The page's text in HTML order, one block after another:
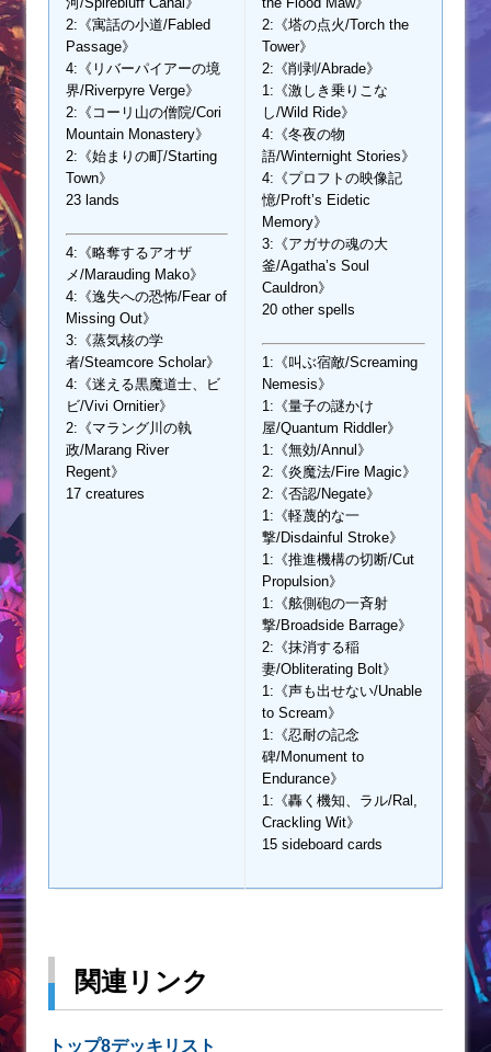
2:《寓話の小道/Fabled
Passage》
4:《リバーパイアーの境
界/Riverpyre Verge》
2:《コーリ山の僧院/Cori
Mountain Monastery》
2:《始まりの町/Starting
Town》
23 lands
4:《略奪するアオザ
メ/Marauding Mako》
4:《逸失への恐怖/Fear of
Missing Out》
3:《蒸気核の学
者/Steamcore Scholar》
4:《迷える黒魔道士、ビ
ビ/Vivi Ornitier》
2:《マラング川の執
政/Marang River
Regent》
17 creatures
2:《塔の点火/Torch the
Tower》
2:《削剥/Abrade》
1:《激しき乗りこな
し/Wild Ride》
4:《冬夜の物
語/Winternight Stories》
4:《プロフトの映像記
憶/Proft’s Eidetic
Memory》
3:《アガサの魂の大
釜/Agatha’s Soul
Cauldron》
20 other spells
1:《叫ぶ宿敵/Screaming
Nemesis》
1:《量子の謎かけ
屋/Quantum Riddler》
1:《無効/Annul》
2:《炎魔法/Fire Magic》
2:《否認/Negate》
1:《軽蔑的な一
撃/Disdainful Stroke》
1:《推進機構の切断/Cut
Propulsion》
1:《舷側砲の一斉射
撃/Broadside Barrage》
2:《抹消する稲
妻/Obliterating Bolt》
1:《声も出せない/Unable
to Scream》
1:《忍耐の記念
碑/Monument to
Endurance》
1:《轟く機知、ラル/Ral,
Crackling Wit》
15 sideboard cards
関連リンク
トップ8デッキリスト